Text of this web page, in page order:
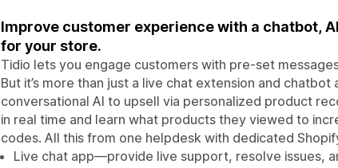
Improve customer experience with a chatbot,
for your store.
Tidio lets you engage customers with pre-set
But it’s more than just a live chat extension and chatbot
conversational AI to upsell via personalized product
in real time and learn what products they viewed to
codes. All this from one helpdesk with dedicated
Live chat app—provide live support, resolve issues,